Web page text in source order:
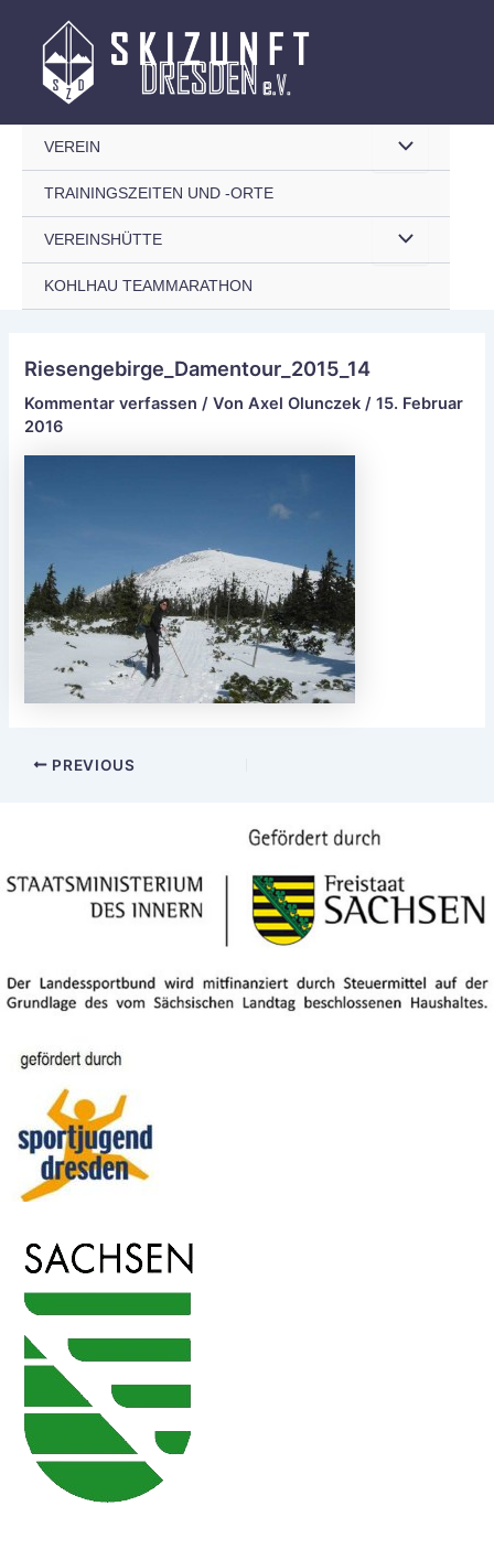
springen
VEREIN Menü
TRAININGSZEITEN UND -ORTE
VEREINSHÜTTE Menü
KOHLHAU TEAMMARATHON
Riesengebirge_Damentour_2015_14
Kommentar verfassen / VonAxel Olunczek/15. Februar
2016
Post
PREVIOUS